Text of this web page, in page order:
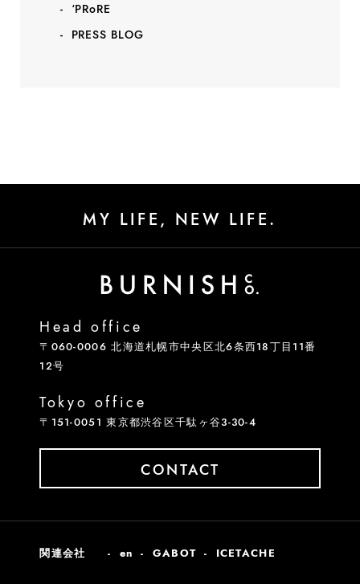
‘PRoRE
PRESS BLOG
MY LIFE, NEW LIFE.
関連会社 en GABOT ICETACHE
Head office
〒060-0006 北海道札幌市中央区北6条西18丁目11番
12号
Tokyo office
〒151-0051 東京都渋谷区千駄ヶ谷3-30-4
CONTACT